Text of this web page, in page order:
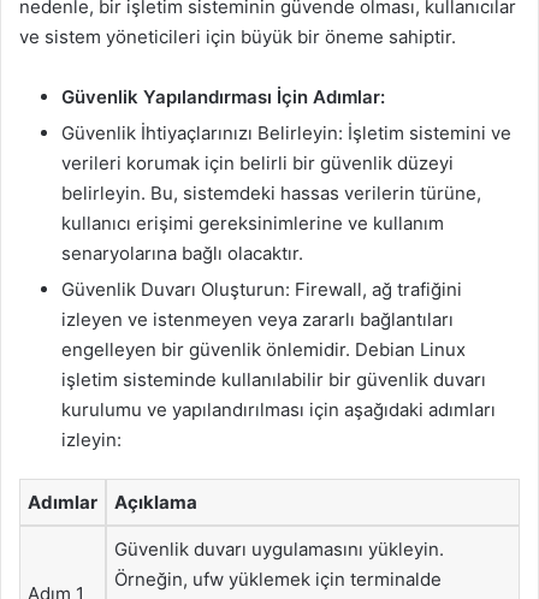
nedenle, bir işletim sisteminin güvende olması, kullanıcılar
ve sistem yöneticileri için büyük bir öneme sahiptir.
Güvenlik Yapılandırması İçin Adımlar:
Güvenlik İhtiyaçlarınızı Belirleyin: İşletim sistemini ve
verileri korumak için belirli bir güvenlik düzeyi
belirleyin. Bu, sistemdeki hassas verilerin türüne,
kullanıcı erişimi gereksinimlerine ve kullanım
senaryolarına bağlı olacaktır.
Güvenlik Duvarı Oluşturun: Firewall, ağ trafiğini
izleyen ve istenmeyen veya zararlı bağlantıları
engelleyen bir güvenlik önlemidir. Debian Linux
işletim sisteminde kullanılabilir bir güvenlik duvarı
kurulumu ve yapılandırılması için aşağıdaki adımları
izleyin:
Adımlar Açıklama
Adım 1
Güvenlik duvarı uygulamasını yükleyin.
Örneğin, ufw yüklemek için terminalde